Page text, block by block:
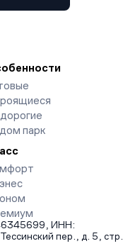
парк
ИНН:
пер., д. 5, стр.